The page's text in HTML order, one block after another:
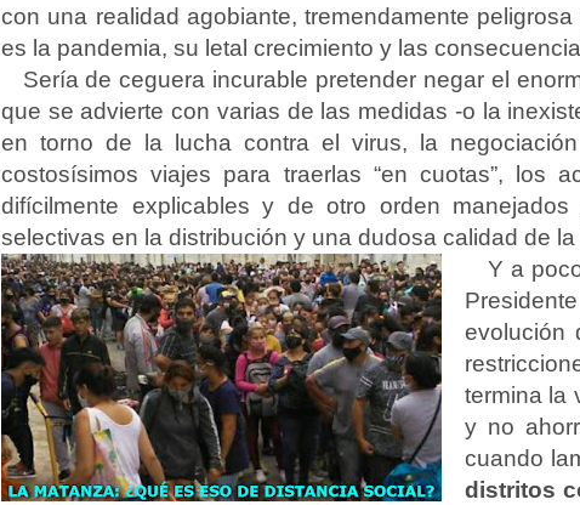
con una realidad agobiante, tremendamente
es la pandemia, su letal crecimiento y las
Sería de ceguera incurable pretender negar el
que se advierte con varias de las medidas -o la
en torno de la lucha contra el virus, la
costosísimos viajes para traerlas “en cuotas”, los
difícilmente explicables y de otro orden
selectivas en la distribución y una dudosa calidad de
Y a
evolución
termina la
y no
cuando
distritos